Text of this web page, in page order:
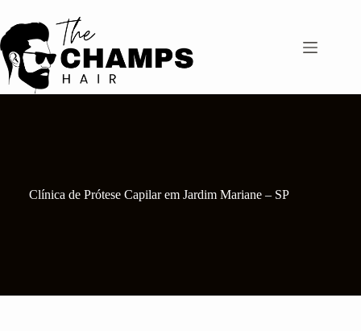
para
o
conteúdo
Clínica de Prótese Capilar em Jardim Mariane – SP